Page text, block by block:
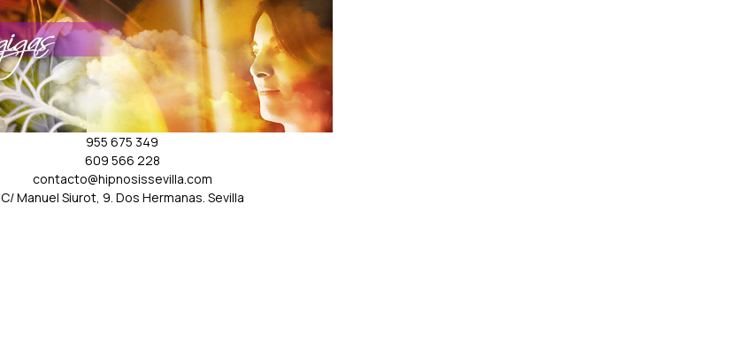
955 675 349
609 566 228
contacto@hipnosissevilla.com
C/ Manuel Siurot, 9. Dos Hermanas. Sevilla